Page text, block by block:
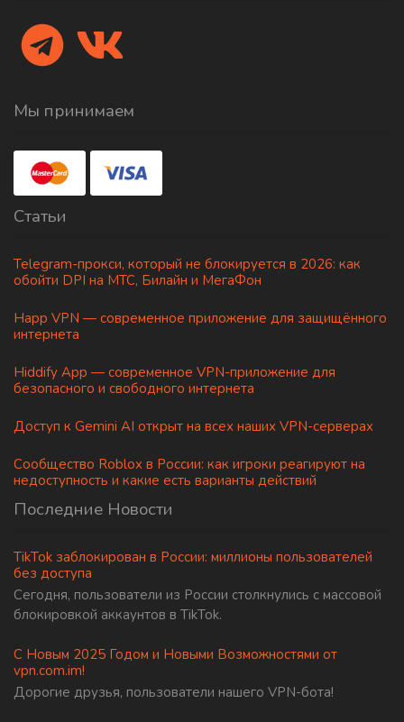
Мы принимаем
Статьи
Telegram-прокси, который не блокируется в 2026: как
обойти DPI на МТС, Билайн и МегаФон
Happ VPN — современное приложение для защищённого
интернета
Hiddify App — современное VPN-приложение для
безопасного и свободного интернета
Доступ к Gemini AI открыт на всех наших VPN-серверах
Сообщество Roblox в России: как игроки реагируют на
недоступность и какие есть варианты действий
Последние Новости
TikTok заблокирован в России: миллионы пользователей
без доступа
Сегодня, пользователи из России столкнулись с массовой
блокировкой аккаунтов в TikTok.
С Новым 2025 Годом и Новыми Возможностями от
vpn.com.im!
Дорогие друзья, пользователи нашего VPN-бота!